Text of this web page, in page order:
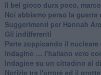
​Il bel gioco dura poco,
Noi abbiamo perso la guerra
Suggerimenti per Hannah
​Gli indifferenti
Parte zoppicando il nucleare
​Indagine … l’italiano vero
Indagine su un cittadino al
Notizie tra l'orrore ed il